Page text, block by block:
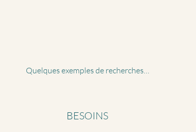
Quelques exemples de recherches…
BESOINS